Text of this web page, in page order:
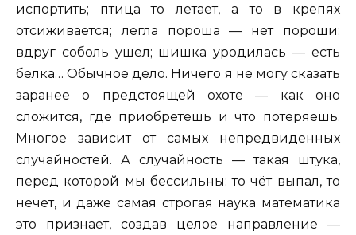
испортить; птица то летает, а то в крепях
отсиживается; легла пороша — нет пороши;
вдруг соболь ушел; шишка уродилась — есть
белка… Обычное дело. Ничего я не могу сказать
заранее о предстоящей охоте — как оно
сложится, где приобретешь и что потеряешь.
Многое зависит от самых непредвиденных
случайностей. А случайность — такая штука,
перед которой мы бессильны: то чёт выпал, то
нечет, и даже самая строгая наука математика
это признает, создав целое направление —